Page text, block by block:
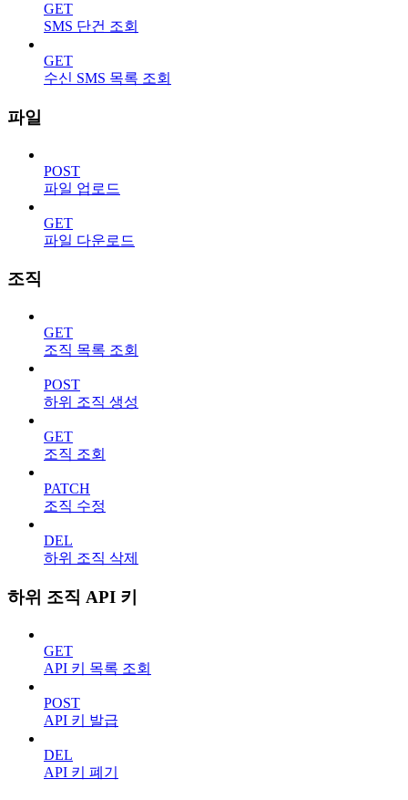
GET
SMS 단건 조회
GET
수신 SMS 목록 조회
파일
POST
파일 업로드
GET
파일 다운로드
조직
GET
조직 목록 조회
POST
하위 조직 생성
GET
조직 조회
PATCH
조직 수정
DEL
하위 조직 삭제
하위 조직 API 키
GET
API 키 목록 조회
POST
API 키 발급
DEL
API 키 폐기